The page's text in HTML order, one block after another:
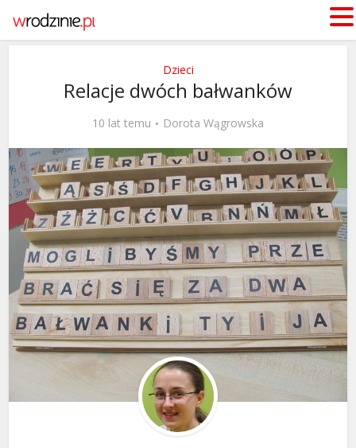
Dzieci
Relacje dwóch bałwanków
10 lat temu Dorota Wągrowska